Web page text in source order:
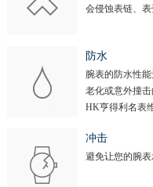
会侵蚀表链、表
防水
腕表的防水性
老化或意外撞
HK亨得利名表
冲击
避免让您的腕表